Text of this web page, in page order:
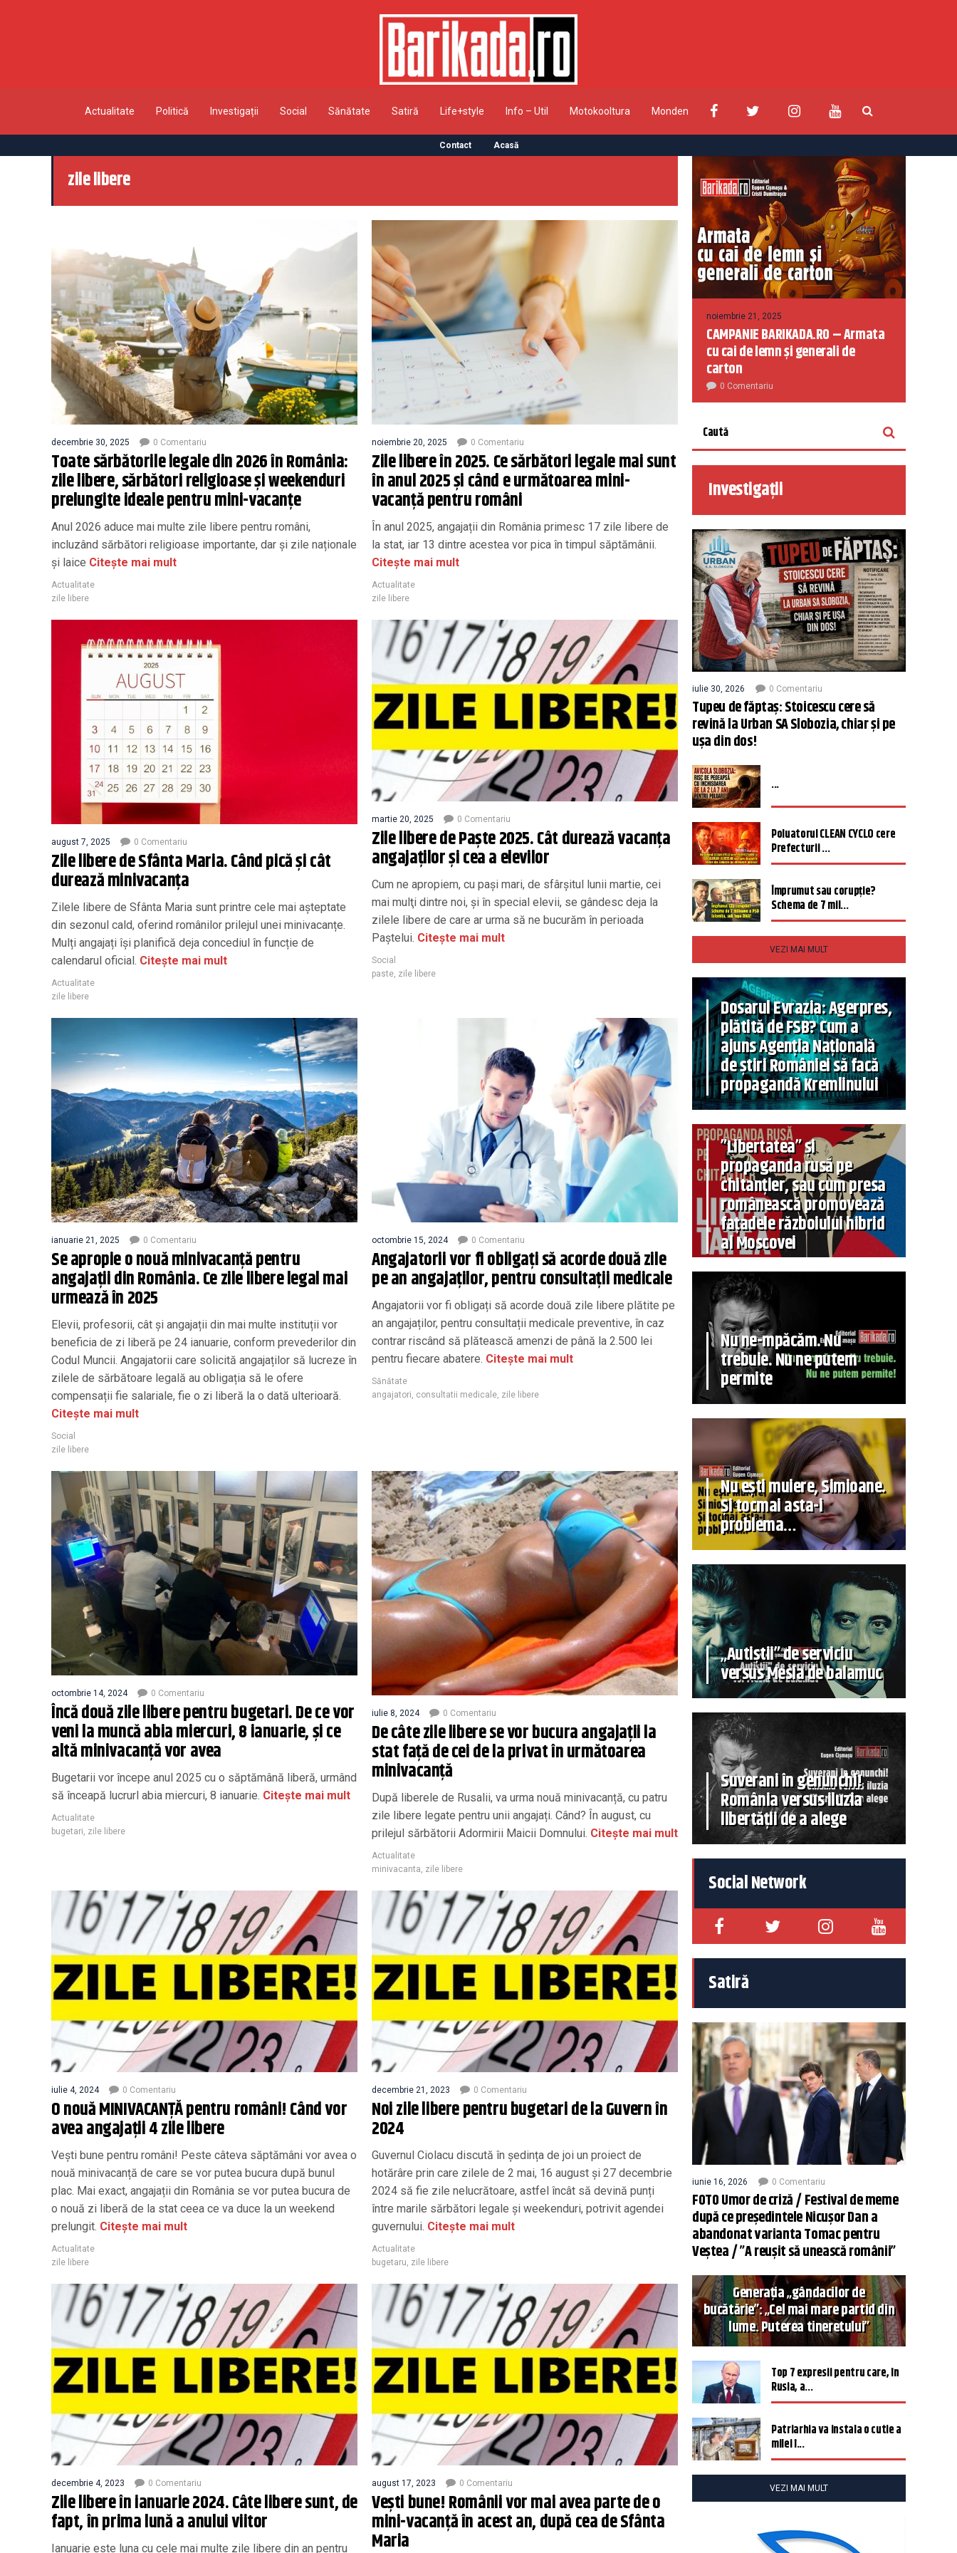
Actualitate Politică Investigații Social Sănătate Satiră Life+style Info – Util Motokooltura Monden
Contact Acasă
zile libere
decembrie 30, 2025 0 Comentariu
Toate sărbătorile legale din 2026 în România:
zile libere, sărbători religioase și weekenduri
prelungite ideale pentru mini-vacanțe
Anul 2026 aduce mai multe zile libere pentru români,
incluzând sărbători religioase importante, dar și zile naționale
și laice Citește mai mult
Actualitate
zile libere
noiembrie 20, 2025 0 Comentariu
Zile libere în 2025. Ce sărbători legale mai sunt
în anul 2025 și când e următoarea mini-
vacanță pentru români
În anul 2025, angajații din România primesc 17 zile libere de
la stat, iar 13 dintre acestea vor pica în timpul săptămânii.
Citește mai mult
Actualitate
zile libere
august 7, 2025 0 Comentariu
Zile libere de Sfânta Maria. Când pică și cât
durează minivacanța
Zilele libere de Sfânta Maria sunt printre cele mai așteptate
din sezonul cald, oferind românilor prilejul unei minivacanțe.
Mulți angajați își planifică deja concediul în funcție de
calendarul oficial. Citește mai mult
Actualitate
zile libere
martie 20, 2025 0 Comentariu
Zile libere de Paşte 2025. Cât durează vacanţa
angajaţilor şi cea a elevilor
Cum ne apropiem, cu paşi mari, de sfârşitul lunii martie, cei
mai mulţi dintre noi, şi în special elevii, se gândesc deja la
zilele libere de care ar urma să ne bucurăm în perioada
Paştelui. Citește mai mult
Social
paste, zile libere
ianuarie 21, 2025 0 Comentariu
Se apropie o nouă minivacanță pentru
angajații din România. Ce zile libere legal mai
urmează în 2025
Elevii, profesorii, cât și angajații din mai multe instituții vor
beneficia de zi liberă pe 24 ianuarie, conform prevederilor din
Codul Muncii. Angajatorii care solicită angajaților să lucreze în
zilele de sărbătoare legală au obligația să le ofere
compensații fie salariale, fie o zi liberă la o dată ulterioară.
Citește mai mult
Social
zile libere
octombrie 15, 2024 0 Comentariu
Angajatorii vor fi obligați să acorde două zile
pe an angajaților, pentru consultații medicale
Angajatorii vor fi obligați să acorde două zile libere plătite pe
an angajaților, pentru consultații medicale preventive, în caz
contrar riscând să plătească amenzi de până la 2.500 lei
pentru fiecare abatere. Citește mai mult
Sănătate
angajatori consultatii medicale zile libere
octombrie 14, 2024 0 Comentariu
Încă două zile libere pentru bugetari. De ce vor
veni la muncă abia miercuri, 8 ianuarie, și ce
altă minivacanță vor avea
Bugetarii vor începe anul 2025 cu o săptămână liberă, urmând
să înceapă lucrurl abia miercuri, 8 ianuarie. Citește mai mult
Actualitate
bugetari zile libere
iulie 8, 2024 0 Comentariu
De câte zile libere se vor bucura angajații la
stat față de cei de la privat în următoarea
minivacanță
După liberele de Rusalii, va urma nouă minivacanță, cu patru
zile libere legate pentru unii angajați. Când? În august, cu
prilejul sărbătorii Adormirii Maicii Domnului. Citește mai mult
Actualitate
minivacanta, zile libere
iulie 4, 2024 0 Comentariu
O nouă MINIVACANȚĂ pentru români! Când vor
avea angajații 4 zile libere
Vești bune pentru români! Peste câteva săptămâni vor avea o
nouă minivacanță de care se vor putea bucura după bunul
plac. Mai exact, angajații din România se vor putea bucura de
o nouă zi liberă de la stat ceea ce va duce la un weekend
prelungit. Citește mai mult
Actualitate
zile libere
decembrie 21, 2023 0 Comentariu
Noi zile libere pentru bugetari de la Guvern în
2024
Guvernul Ciolacu discută în ședința de joi un proiect de
hotărâre prin care zilele de 2 mai, 16 august și 27 decembrie
2024 să fie zile nelucrătoare, astfel încât să devină punți
între marile sărbători legale și weekenduri, potrivit agendei
guvernului. Citește mai mult
Actualitate
bugetaru, zile libere
decembrie 4, 2023 0 Comentariu
Zile libere în ianuarie 2024. Câte libere sunt, de
fapt, în prima lună a anului viitor
Ianuarie este luna cu cele mai multe zile libere din an pentru
august 17, 2023 0 Comentariu
Vești bune! Românii vor mai avea parte de o
mini-vacanță în acest an, după cea de Sfânta
Maria
noiembrie 21, 2025
CAMPANIE BARIKADA.RO – Armata
cu cai de lemn și generali de
carton
0 Comentariu
Investigații
iulie 30, 2026 0 Comentariu
Tupeu de făptaș: Stoicescu cere să
revină la Urban SA Slobozia, chiar și pe
ușa din dos!
...
Poluatorul CLEAN CYCLO cere
Prefecturii ...
Împrumut sau corupție?
Schema de 7 mil...
VEZI MAI MULT
Dosarul Evrazia: Agerpres,
plătită de FSB? Cum a
ajuns Agenția Națională
de știri României să facă
propagandă Kremlinului
”Libertatea” și
propaganda rusă pe
chitanțier, sau cum presa
românească promovează
fațadele războiului hibrid
al Moscovei
Nu ne-mpăcăm. Nu
trebuie. Nu ne putem
permite
Nu ești muiere, Simioane.
Și tocmai asta-i
problema…
„Autiștii” de serviciu
versus Mesia de balamuc
Suverani în genunchi!
România versus iluzia
libertății de a alege
Social Network
Satiră
iunie 16, 2026 0 Comentariu
FOTO Umor de criză / Festival de meme
după ce președintele Nicușor Dan a
abandonat varianta Tomac pentru
Veștea / ”A reușit să unească românii”
Generația „gândacilor de
bucătărie”: „Cel mai mare partid din
lume. Puterea tineretului”
Top 7 expresii pentru care, în
Rusia, a...
Patriarhia va instala o cutie a
milei î...
VEZI MAI MULT